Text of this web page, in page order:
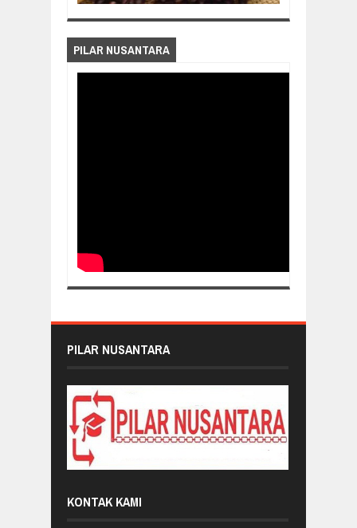
PILAR NUSANTARA
PILAR NUSANTARA
KONTAK KAMI